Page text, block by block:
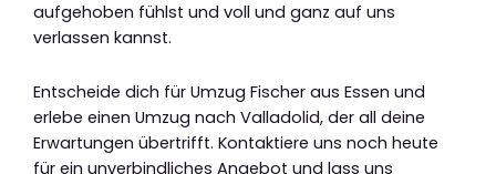
aufgehoben fühlst und voll und ganz auf uns
verlassen kannst.
Entscheide dich für Umzug Fischer aus Essen und
erlebe einen Umzug nach Valladolid, der all deine
Erwartungen übertrifft. Kontaktiere uns noch heute
für ein unverbindliches Angebot und lass uns